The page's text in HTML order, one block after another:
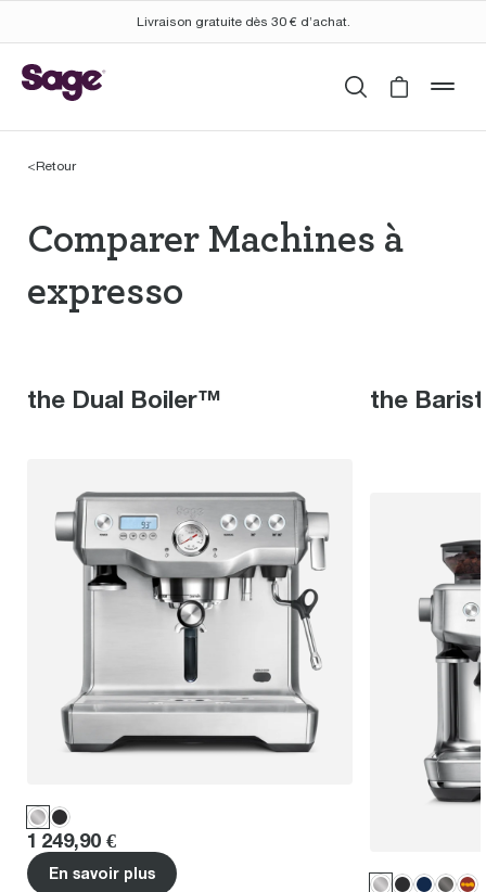
Livraison gratuite dès 30 € d’achat.
Rechercher
Cart is
<Retour
Comparer
Comparer Machines à
expresso
the Dual Boiler™
Price:
1 249,90 €
En savoir plus
the